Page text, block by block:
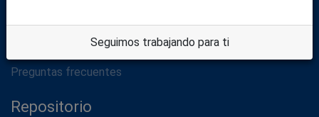
Términos de uso
Preguntas frecuentes
Repositorio
Seguimos trabajando para ti